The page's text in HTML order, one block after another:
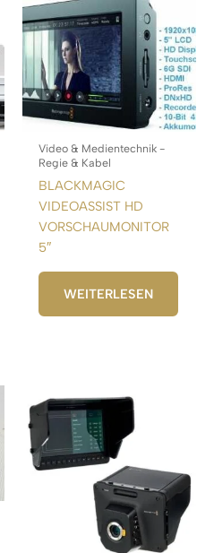
Video & Medientechnik -
Regie & Kabel
BLACKMAGIC
VIDEOASSIST HD
VORSCHAUMONITOR
5″
WEITERLESEN